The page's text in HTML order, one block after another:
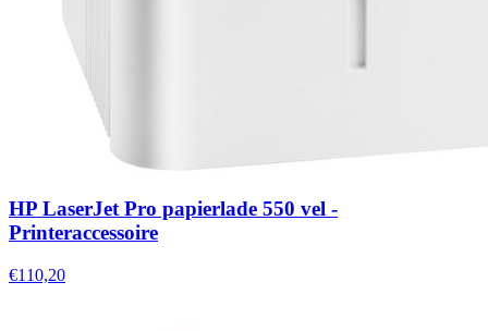
HP LaserJet Pro papierlade 550 vel -
Printeraccessoire
€110,20